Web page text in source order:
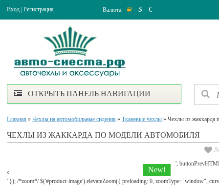
Вход Регистрация Валюта: Р $ €
ОТКРЫТЬ ПАНЕЛЬ НАВИГАЦИИ
Главная » Чехлы на автомобильные сидения » Тканевые чехлы » Чехлы из жаккарда
ЧЕХЛЫ ИЗ ЖАККАРДА ПО МОДЕЛИ АВТОМОБИЛЯ
New!
',
' }); /*zoom*/ $('#product-image').elevateZoom({ preloading: 0, zoomType: "window",